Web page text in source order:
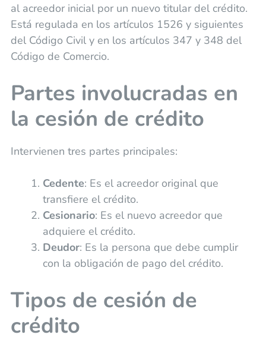
al acreedor inicial por un nuevo titular del crédito.
Está regulada en los artículos 1526 y siguientes
del Código Civil y en los artículos 347 y 348 del
Código de Comercio.
Partes involucradas en
la cesión de crédito
Intervienen tres partes principales:
Cedente: Es el acreedor original que
transfiere el crédito.
Cesionario: Es el nuevo acreedor que
adquiere el crédito.
Deudor: Es la persona que debe cumplir
con la obligación de pago del crédito.
Tipos de cesión de
crédito